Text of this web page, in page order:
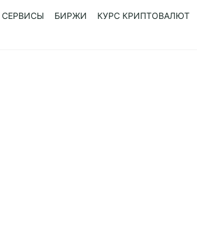
СЕРВИСЫ БИРЖИ КУРС КРИПТОВАЛЮТ